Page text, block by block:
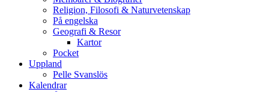
Religion, Filosofi & Naturvetenskap
På engelska
Geografi & Resor
Kartor
Pocket
Uppland
Pelle Svanslös
Kalendrar